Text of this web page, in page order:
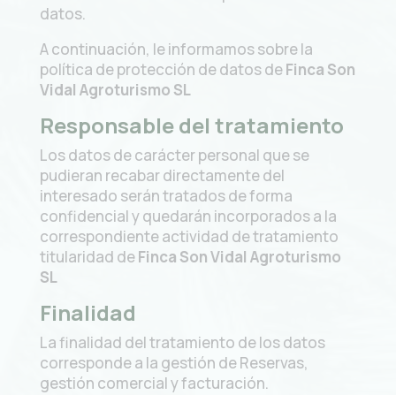
datos.
A continuación, le informamos sobre la
política de protección de datos deFinca Son
Vidal Agroturismo SL
Responsable del tratamiento
Los datos de carácter personal que se
pudieran recabar directamente del
interesado serán tratados de forma
confidencial y quedarán incorporados a la
correspondiente actividad de tratamiento
titularidad deFinca Son Vidal Agroturismo
SL
Finalidad
La finalidad del tratamiento de los datos
corresponde a la gestión de Reservas,
gestión comercial y facturación.